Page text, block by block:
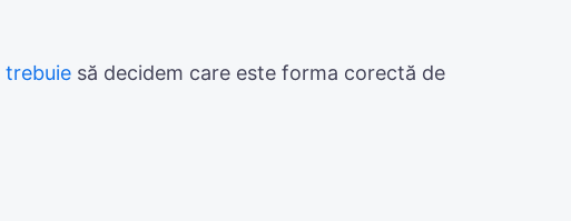
trebuie să decidem care este forma corectă de